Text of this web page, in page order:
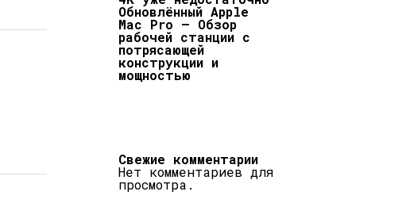
Обновлённый Apple
Mac Pro — Обзор
рабочей станции c
потрясающей
конструкции и
мощностью
Свежие комментарии
Нет комментариев для
просмотра.